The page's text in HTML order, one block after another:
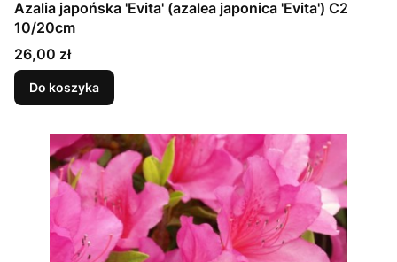
Azalia japońska 'Evita' (azalea japonica 'Evita') C2
10/20cm
Cena
26,00 zł
Do koszyka